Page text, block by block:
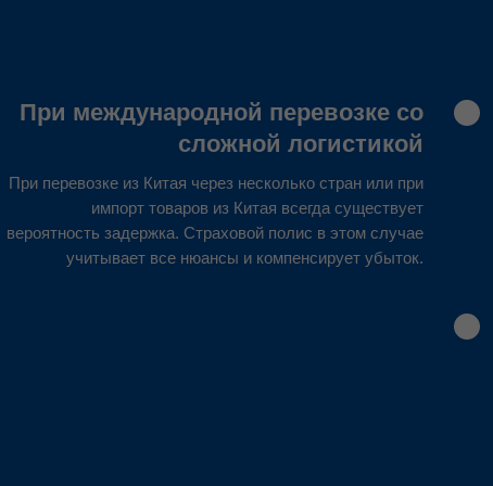
При международной перевозке со
сложной логистикой
При перевозке из Китая через несколько стран или при
импорт товаров из Китая всегда существует
вероятность задержка. Страховой полис в этом случае
учитывает все нюансы и компенсирует убыток.